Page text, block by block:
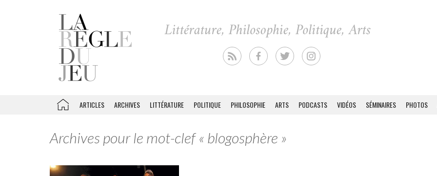
ARTICLES ARCHIVES LITTÉRATURE POLITIQUE PHILOSOPHIE ARTS PODCASTS VIDÉOS SÉMINAIRES PHOTOS
Archives pour le mot-clef « blogosphère »